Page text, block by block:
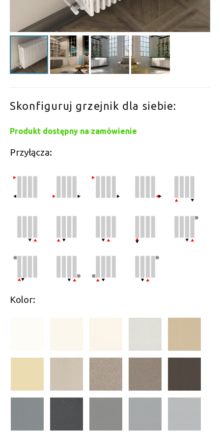
Skonfiguruj grzejnik dla siebie:
Produkt dostępny na zamówienie
Przyłącza:
Kolor: